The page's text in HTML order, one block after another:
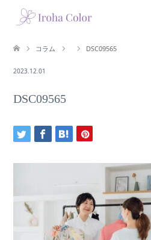
コラム DSC09565
2023.12.01
DSC09565